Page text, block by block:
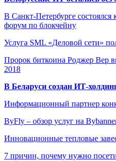
В Санкт-Петербурге
форум по блокчейну
Услуга SML «Деловой сети»
Пророк биткоина Роджер Вер
2018
В Беларуси создан ИТ-
Информационный партнер
ByFly – обзор услуг на
Инновационные тепловые
7 причин, почему нужно